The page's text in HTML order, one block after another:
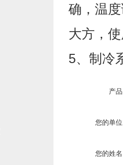
确，温
大方，
5、制冷
产
您的单
您的姓